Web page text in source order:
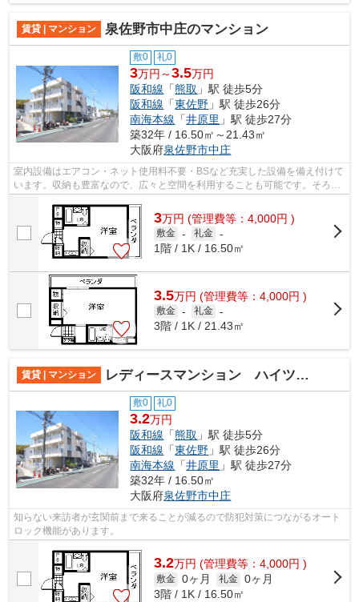
賃貸 | マンション 泉佐野市中庄のマンション
敷0 礼0
3万円～3.5万円
阪和線 「熊取 」駅 徒歩5分
阪和線 「東佐野 」駅 徒歩26分
南海本線 「井原里 」駅 徒歩27分
築32年 / 16.50㎡～21.43㎡
大阪府泉佐野市中庄
室内設備はエアコン・ネット使用料不要・BSなど充実した設備を備え付けて
います。収納も豊富なので、広々と空間を利用することも可能です。そろそ
ろ引っ越しをしたいとお考えの方、サ...
3万円 (管理費等：4,000円 )
敷金 - 礼金 -
1階 / 1K / 16.50㎡
3.5万円 (管理費等：4,000円 )
敷金 - 礼金 -
3階 / 1K / 21.43㎡
賃貸 | マンション レディースマンション ハイツ西本
敷0 礼0
3.2万円
阪和線 「熊取 」駅 徒歩5分
阪和線 「東佐野 」駅 徒歩26分
南海本線 「井原里 」駅 徒歩27分
築32年 / 16.50㎡
大阪府泉佐野市中庄
知らない来訪者が玄関前まで来ることが減るので防犯対策につながるオート
ロック機能があります。
3.2万円 (管理費等：4,000円 )
敷金 0ヶ月 礼金 0ヶ月
3階 / 1K / 16.50㎡